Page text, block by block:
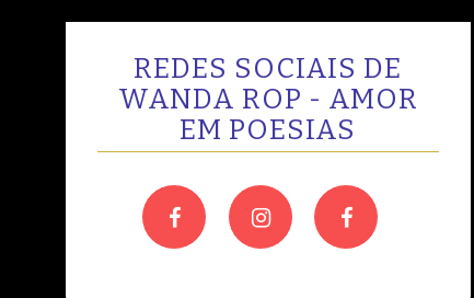
REDES SOCIAIS DE
WANDA ROP - AMOR
EM POESIAS